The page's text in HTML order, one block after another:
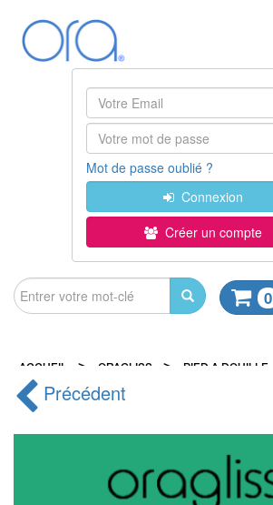
Mot de passe oublié ?
Connexion
Créer un compte
0
ACCUEIL > ORAGLISS > PIED A DOUILLE
Précédent